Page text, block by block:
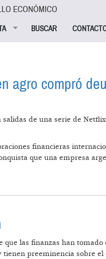
ECONÓMICO
BUSCAR
agro compró
de una serie de
financieras
que una empresa
las finanzas han
preeminencia sobre